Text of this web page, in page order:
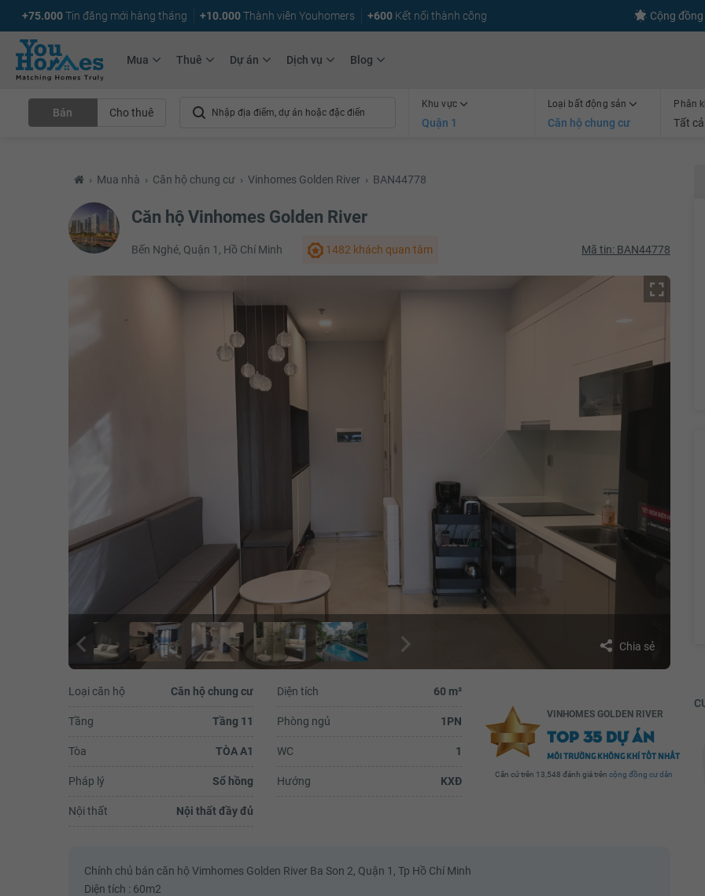
+75.000Tin đăng mới hàng tháng +10.000Thành viên Youhomers +600 Kết nối thành công Cộng
Mua Thuê Dự án Dịch vụ Blog
Bán Cho thuê
Khu vực
Quận 1
Loại bất động sản
Căn hộ chung cư
Phân
Tất cả
› Mua nhà › Căn hộ chung cư › Vinhomes Golden River › BAN44778
Căn hộ Vinhomes Golden River
Bến Nghé, Quận 1, Hồ Chí Minh 1482 khách quan tâm Mã tin: BAN44778
Chia sẻ
Loại căn hộ Căn hộ chung cư
Tầng Tầng 11
Tòa TÒA A1
Pháp lý Sổ hồng
Nội thất Nội thất đầy đủ
Diện tích 60 m²
Phòng ngủ 1PN
WC 1
Hướng KXĐ
VINHOMES GOLDEN RIVER
TOP 35 DỰ ÁN
MÔI TRƯỜNG KHÔNG KHÍ TỐT NHẤT
Căn cứ trên 13,548 đánh giá trên cộng đồng cư dân
Chính chủ bán căn hộ Vimhomes Golden River Ba Son 2, Quận 1, Tp Hồ Chí Minh
Diện tích : 60m2
tôi đã làm rơi cái ví trong đó có điện...